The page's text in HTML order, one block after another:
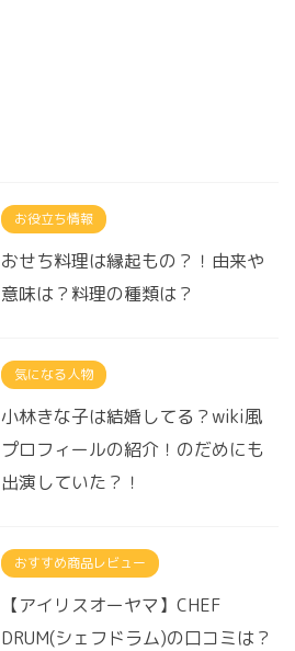
お役立ち情報
おせち料理は縁起もの？！由来や
意味は？料理の種類は？
気になる人物
小林きな子は結婚してる？wiki風
プロフィールの紹介！のだめにも
出演していた？！
おすすめ商品レビュー
【アイリスオーヤマ】CHEF
DRUM(シェフドラム)の口コミは？